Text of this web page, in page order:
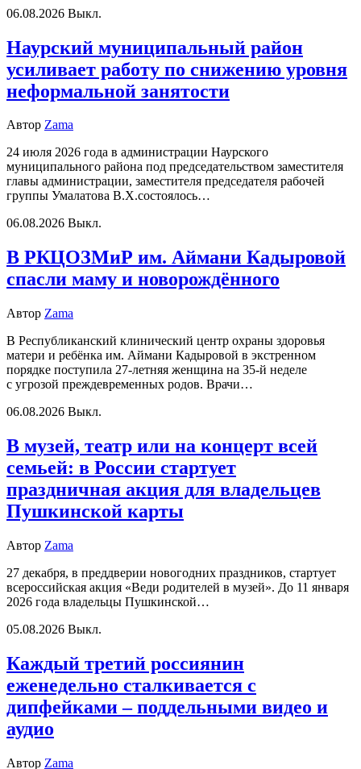
06.08.2026 Выкл.
Наурский муниципальный район
усиливает работу по снижению уровня
неформальной занятости
Автор Zama
24 июля 2026 года в администрации Наурского
муниципального района под председательством заместителя
главы администрации, заместителя председателя рабочей
группы Умалатова В.Х.состоялось…
06.08.2026 Выкл.
В РКЦОЗМиР им. Аймани Кадыровой
спасли маму и новорождённого
Автор Zama
В Республиканский клинический центр охраны здоровья
матери и ребёнка им. Аймани Кадыровой в экстренном
порядке поступила 27-летняя женщина на 35-й неделе
с угрозой преждевременных родов. Врачи…
06.08.2026 Выкл.
В музей, театр или на концерт всей
семьей: в России стартует
праздничная акция для владельцев
Пушкинской карты
Автор Zama
27 декабря, в преддверии новогодних праздников, стартует
всероссийская акция «Веди родителей в музей». До 11 января
2026 года владельцы Пушкинской…
05.08.2026 Выкл.
Каждый третий россиянин
еженедельно сталкивается с
дипфейками – поддельными видео и
аудио
Автор Zama